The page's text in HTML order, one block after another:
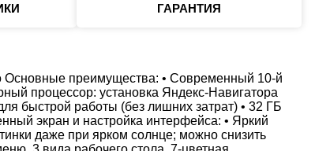
ГАРАНТИЯ
Основные преимущества: • Современный 10-й
процессор: установка Яндекс‑Навигатора
быстрой работы (без лишних затрат) • 32 ГБ
экран и настройка интерфейса: • Яркий
даже при ярком солнце; можно снизить